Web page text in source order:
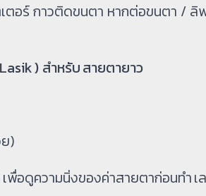
ตอร์ กาวติดขนตา หากต่อขนตา / ลิ
) สำหรับ สายตายาว
)
พื่อดูความนิ่งของค่าสายตาก่อนทำ เ